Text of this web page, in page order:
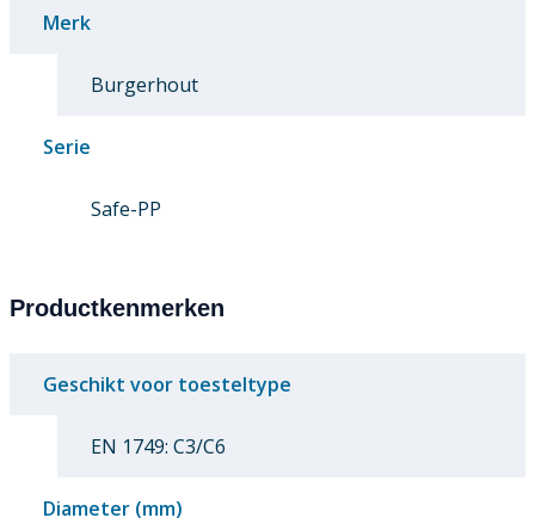
Merk
Burgerhout
Serie
Safe-PP
Productkenmerken
Geschikt voor toesteltype
EN 1749: C3/C6
Diameter (mm)